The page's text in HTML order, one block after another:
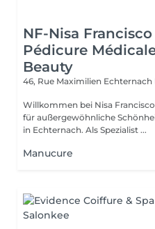
NF-Nisa Francisco
Pédicure
Beauty
46, Rue Maximilien Echternach
Willkommen bei Nisa
für außergewöhnliche
in Echternach. Als Spezialist ...
Manucure